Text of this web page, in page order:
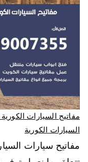
السيارات الكورية
مفاتيح سيارات